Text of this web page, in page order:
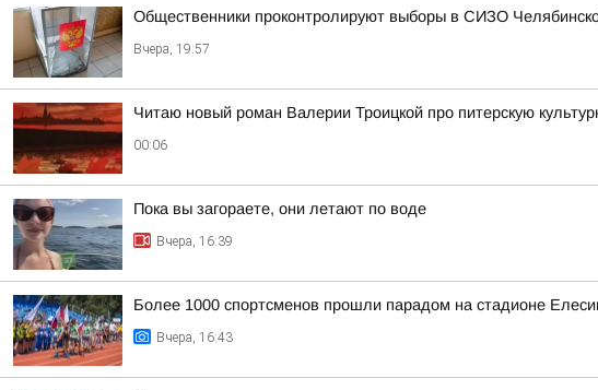
Общественники проконтролируют выборы в СИЗО
Вчера, 19:57
Читаю новый роман Валерии Троицкой про питерскую
00:06
Пока вы загораете, они летают по воде
Вчера, 16:39
Более 1000 спортсменов прошли парадом на стадионе
Вчера, 16:43